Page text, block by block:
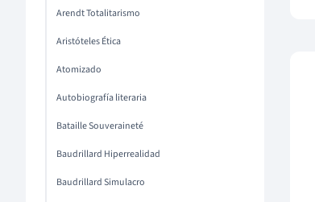
Arendt Totalitarismo
Aristóteles Ética
Atomizado
Autobiografía literaria
Bataille Souveraineté
Baudrillard Hiperrealidad
Baudrillard Simulacro